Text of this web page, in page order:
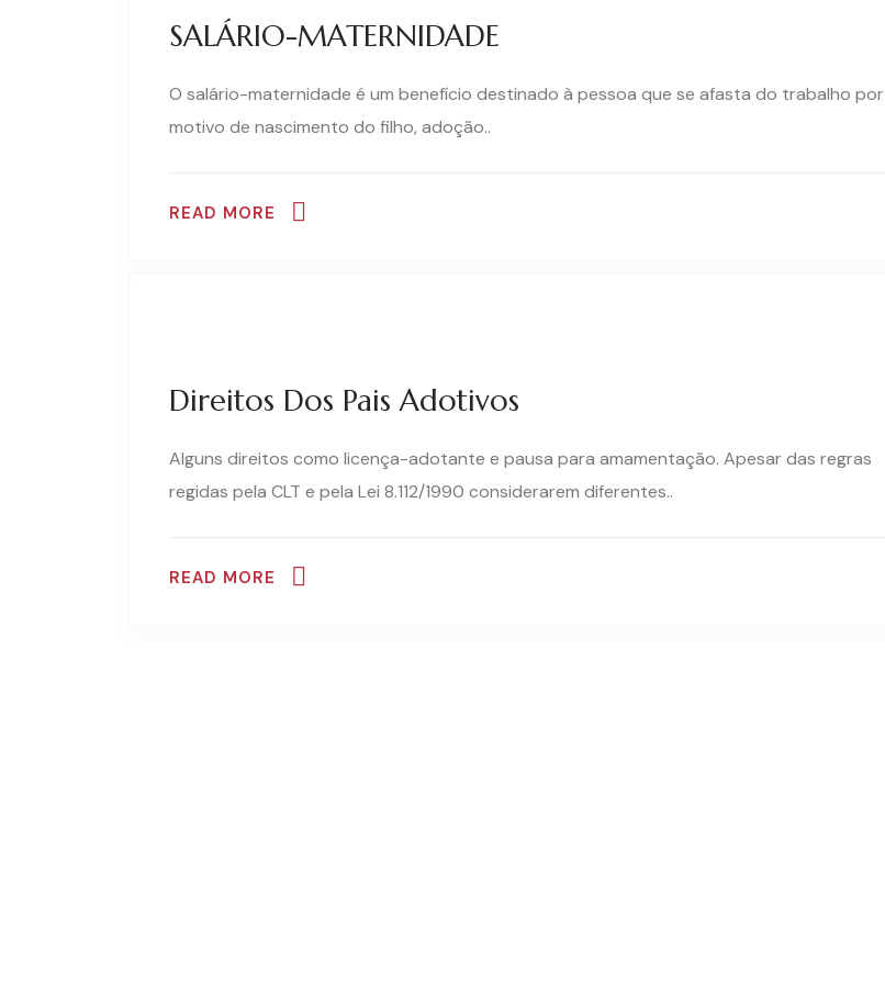
SALÁRIO-MATERNIDADE
O salário-maternidade é um benefício destinado à pessoa que se afasta do trabalho por
motivo de nascimento do filho, adoção..
READ MORE
Direitos Dos Pais Adotivos
Alguns direitos como licença-adotante e pausa para amamentação. Apesar das regras
regidas pela CLT e pela Lei 8.112/1990 considerarem diferentes..
READ MORE